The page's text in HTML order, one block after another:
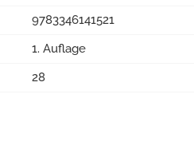
9783346141521
1. Auflage
28